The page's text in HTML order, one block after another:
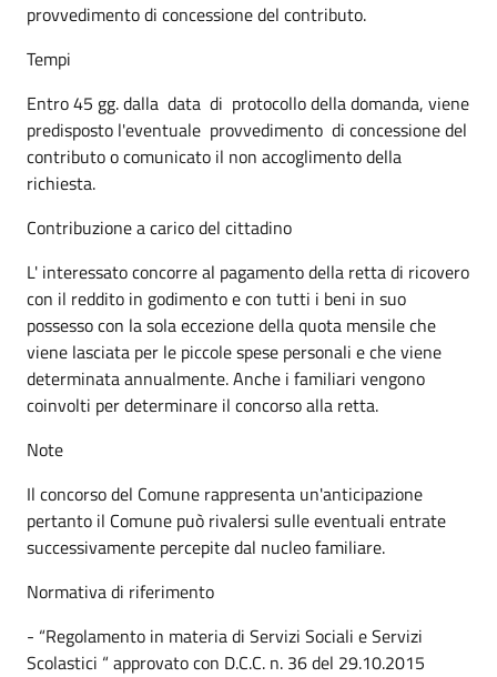
provvedimento di concessione del contributo.
Tempi
Entro 45 gg. dalla data di protocollo della domanda, viene
predisposto l'eventuale provvedimento di concessione del
contributo o comunicato il non accoglimento della
richiesta.
Contribuzione a carico del cittadino
L' interessato concorre al pagamento della retta di ricovero
con il reddito in godimento e con tutti i beni in suo
possesso con la sola eccezione della quota mensile che
viene lasciata per le piccole spese personali e che viene
determinata annualmente. Anche i familiari vengono
coinvolti per determinare il concorso alla retta.
Note
Il concorso del Comune rappresenta un'anticipazione
pertanto il Comune può rivalersi sulle eventuali entrate
successivamente percepite dal nucleo familiare.
Normativa di riferimento
- “Regolamento in materia di Servizi Sociali e Servizi
Scolastici “ approvato con D.C.C. n. 36 del 29.10.2015